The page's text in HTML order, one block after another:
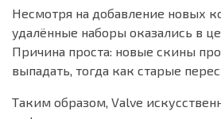
Несмотря на добавление новых
удалённые наборы оказались в
Причина проста: новые скины
выпадать, тогда как старые
Таким образом, Valve